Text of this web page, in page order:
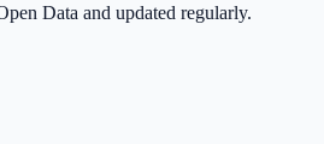
Data and updated regularly.